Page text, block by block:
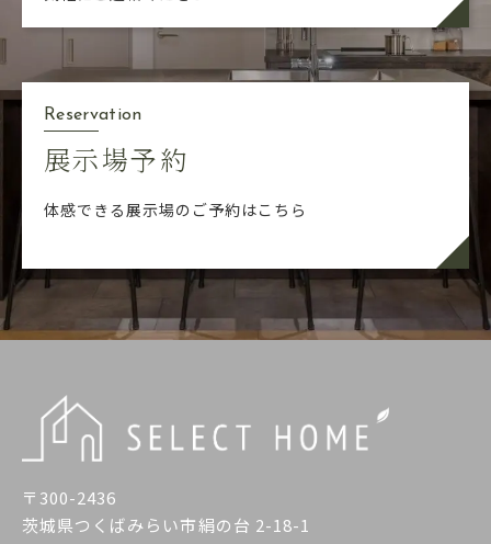
Reservation
展示場予約
体感できる展示場のご予約はこちら
〒300-2436
茨城県つくばみらい市絹の台 2-18-1